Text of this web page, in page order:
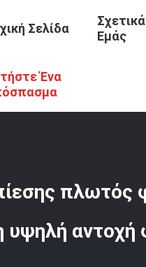
Σελίδα
Εμάς
Ένα
/ Λαστιχένιο Κιγκλίδωμα
πλωτός
υψηλή αντοχή